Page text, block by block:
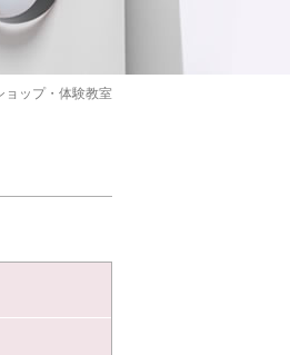
ョップ・体験教室